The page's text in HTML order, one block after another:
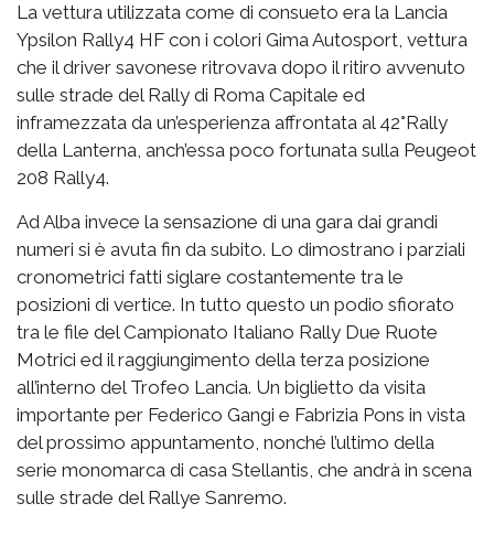
La vettura utilizzata come di consueto era la Lancia
Ypsilon Rally4 HF con i colori Gima Autosport, vettura
che il driver savonese ritrovava dopo il ritiro avvenuto
sulle strade del Rally di Roma Capitale ed
inframezzata da un’esperienza affrontata al 42°Rally
della Lanterna, anch’essa poco fortunata sulla Peugeot
208 Rally4.
Ad Alba invece la sensazione di una gara dai grandi
numeri si è avuta fin da subito. Lo dimostrano i parziali
cronometrici fatti siglare costantemente tra le
posizioni di vertice. In tutto questo un podio sfiorato
tra le file del Campionato Italiano Rally Due Ruote
Motrici ed il raggiungimento della terza posizione
all’interno del Trofeo Lancia. Un biglietto da visita
importante per Federico Gangi e Fabrizia Pons in vista
del prossimo appuntamento, nonché l’ultimo della
serie monomarca di casa Stellantis, che andrà in scena
sulle strade del Rallye Sanremo.